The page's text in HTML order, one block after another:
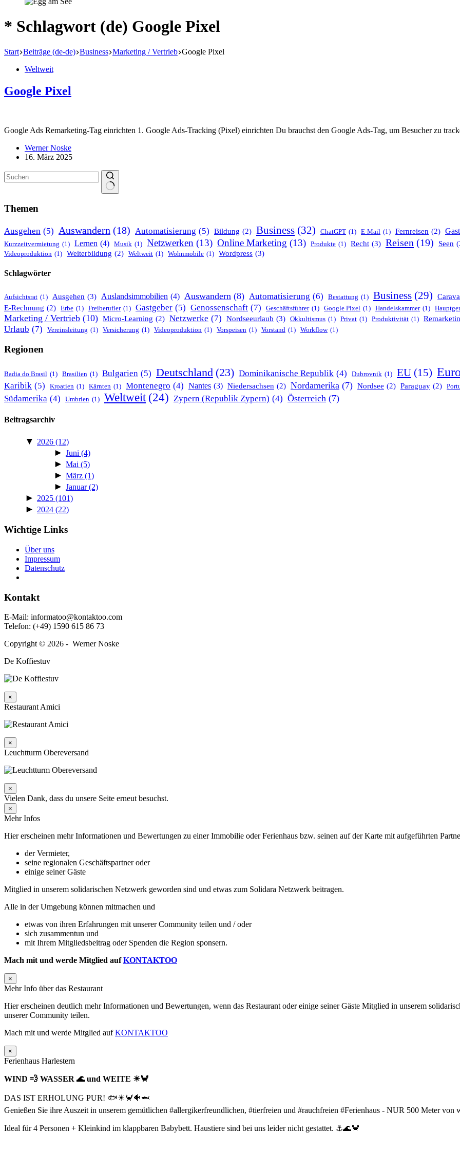
* Schlagwort (de) Google Pixel
Start Beiträge (de-de) Business Marketing / Vertrieb Google Pixel
Weltweit
Google Pixel
Google Ads Remar­keting-Tag einrichten 1. Google Ads-Tracking (Pixel) einrichten Du brauchst den Google Ads-Tag, um Besucher zu
Werner Noske
16. März 2025
Ergebnisse
Themen
Ausgehen (5) Auswandern (18) Automatisierung (5) Bildung (2) Business (32) ChatGPT (1) E-Mail (1) Fernreisen (2)
Kurzzeitvermietung (1) Lernen (4) Musik (1) Netzwerken (13) Online Marketing (13) Produkte (1) Recht (3) Reisen (19) Seen
Videoproduktion (1) Weiterbildung (2) Weltweit (1) Wohnmobile (1) Wordpress (3)
Schlagwörter
Aufsichtsrat (1) Ausgehen (3) Auslandsimmobilien (4) Auswandern (8) Automatisierung (6) Bestattung (1) Business (29)
E-Rechnung (2) Erbe (1) Freiberufler (1) Gastgeber (5) Genossenschaft (7) Geschäftsführer (1) Google Pixel (1) Handelskammer (1)
Marketing / Vertrieb (10) Micro-Learning (2) Netzwerke (7) Nordseeurlaub (3) Okkultismus (1) Privat (1) Produktivität (1)
Urlaub (7) Vereinsleitung (1) Versicherung (1) Videoproduktion (1) Vorspeisen (1) Vorstand (1) Workflow (1)
Regionen
Badia do Brasil (1) Brasilien (1) Bulgarien (5) Deutschland (23) Dominikanische Republik (4) Dubrovnik (1) EU (15)
Karibik (5) Kroatien (1) Kärnten (1) Montenegro (4) Nantes (3) Niedersachsen (2) Nordamerika (7) Nordsee (2) Paraguay (2)
Südamerika (4) Umbrien (1) Weltweit (24) Zypern (Republik Zypern) (4) Österreich (7)
Beitragsarchiv
▼ 2026 (12)
► Juni (4)
► Mai (5)
► März (1)
► Januar(2)
► 2025 (101)
► 2024 (22)
Wichtige Links
Über uns
Impressum
Daten­schutz
Kontakt
E‑Mail: informatoo@kontaktoo.com
Telefon: (+49) 1590 615 86 73
Copyright © 2026 - Werner Noske
De Koffiestuv
×
Restaurant Amici
×
Leuchtturm Obereversand
×
Vielen Dank, dass du unsere Seite erneut besuchst.
×
Mehr Infos
Hier erscheinen mehr Informationen und Bewertungen zu einer Immobilie oder Ferienhaus bzw. seinen auf der Karte mit aufgeführten
der Vermieter,
seine regionalen Geschäftspartner oder
einige seiner Gäste
Mitglied in unserem solidarischen Netzwerk geworden sind und etwas zum Solidara Netzwerk beitragen.
Alle in der Umgebung können mitmachen und
etwas von ihren Erfahrungen mit unserer Community teilen und / oder
sich zusammentun und
mit Ihrem Mitgliedsbeitrag oder Spenden die Region sponsern.
Mach mit und werde Mitglied aufKONTAKTOO
×
Mehr Info über das Restaurant
Hier erscheinen deutlich mehr Informationen und Bewertungen, wenn das Restaurant oder einige seiner Gäste Mitglied in unserem
unserer Community teilen.
Mach mit und werde Mitglied aufKONTAKTOO
×
Ferienhaus Harlestern
WIND 💨 WASSER 🌊 und WEITE ☀🦀
DAS IST ERHOLUNG PUR! 🐟☀🦀🐠🦈
Genießen Sie ihre Auszeit in unserem gemütlichen #allergikerfreundlichen, #tierfreien und #rauchfreien #Ferienhaus - NUR 500 Meter
Ideal für 4 Personen + Kleinkind im klappbaren Babybett. Haustiere sind bei uns leider nicht gestattet. ⚓🌊🦀